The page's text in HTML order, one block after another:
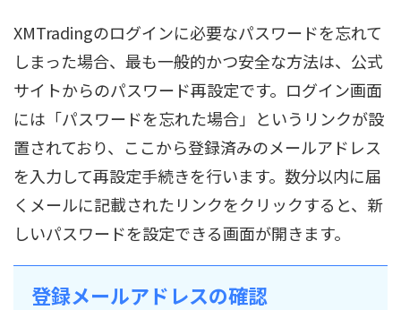
XMTradingのログインに必要なパスワードを忘れて
しまった場合、最も一般的かつ安全な方法は、公式
サイトからのパスワード再設定です。ログイン画面
には「パスワードを忘れた場合」というリンクが設
置されており、ここから登録済みのメールアドレス
を入力して再設定手続きを行います。数分以内に届
くメールに記載されたリンクをクリックすると、新
しいパスワードを設定できる画面が開きます。
登録メールアドレスの確認